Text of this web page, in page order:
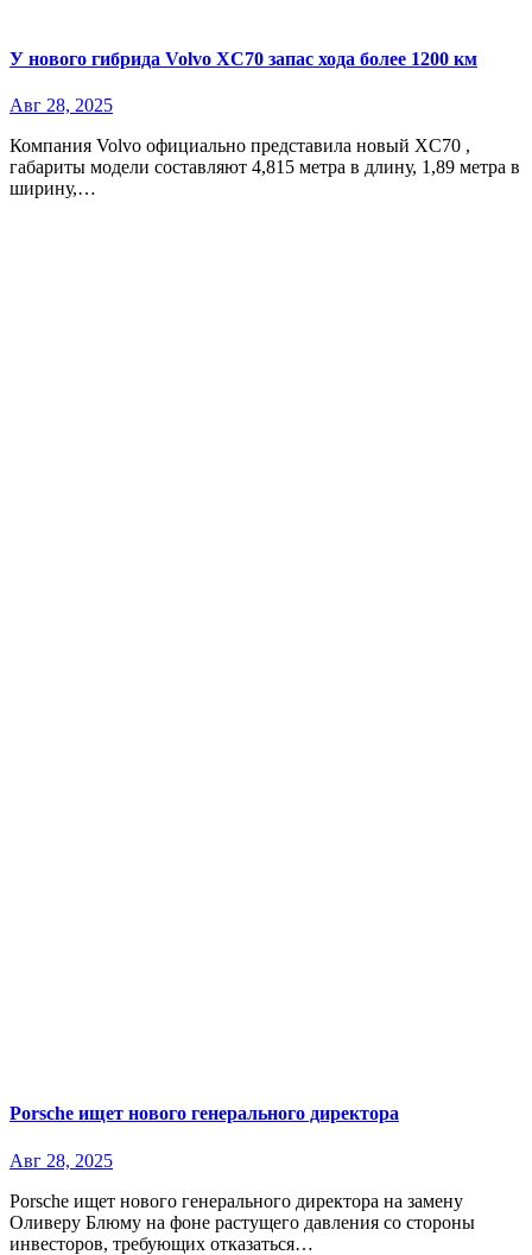
У нового гибрида Volvo XC70 запас хода более 1200 км
Авг 28, 2025
Компания Volvo официально представила новый XC70 ,
габариты модели составляют 4,815 метра в длину, 1,89 метра в
ширину,…
Porsche ищет нового генерального директора
Авг 28, 2025
Porsche ищет нового генерального директора на замену
Оливеру Блюму на фоне растущего давления со стороны
инвесторов, требующих отказаться…